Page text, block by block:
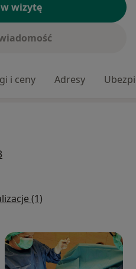
wizytę
i ceny Adresy
(1)